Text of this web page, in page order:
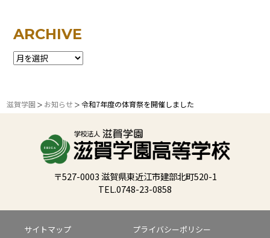
ARCHIVE
滋賀学園 ＞ お知らせ ＞令和7年度の体育祭を開催しました
〒527-0003 滋賀県東近江市建部北町520-1
TEL.0748-23-0858
サイトマップ プライバシーポリシー